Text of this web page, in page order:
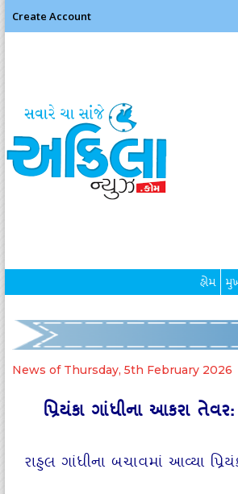
Create Account
હોમ
News of Thursday, 5th February 2026
પ્રિયંકા ગાંધીના આકરા
રાહુલ ગાંધીના બચાવમાં આવ્યા